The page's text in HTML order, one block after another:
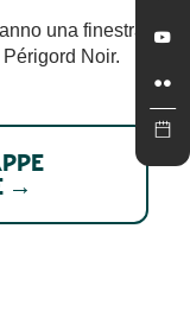
una finestra
Noir.
→
aux